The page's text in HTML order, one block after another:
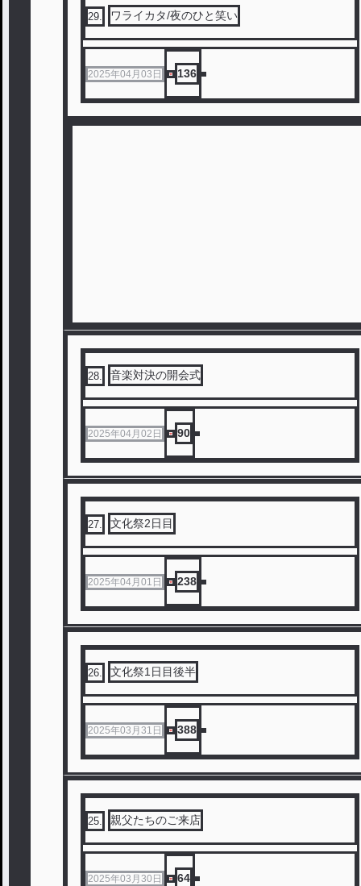
29. ワライカタ/夜のひと笑い
2025年04月03日 136
28. 音楽対決の開会式
2025年04月02日 90
27. 文化祭2日目
2025年04月01日 238
26. 文化祭1日目後半
2025年03月31日 388
25. 親父たちのご来店
2025年03月30日 64